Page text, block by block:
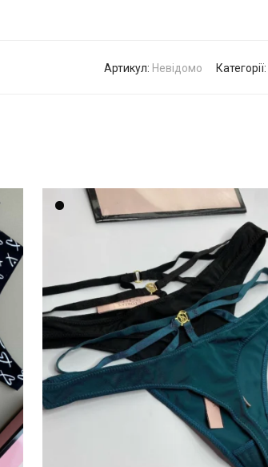
Артикул: Невідомо Категорії: